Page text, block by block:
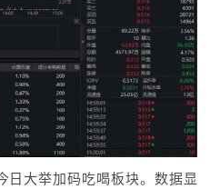
大举加码吃喝板块。数据显